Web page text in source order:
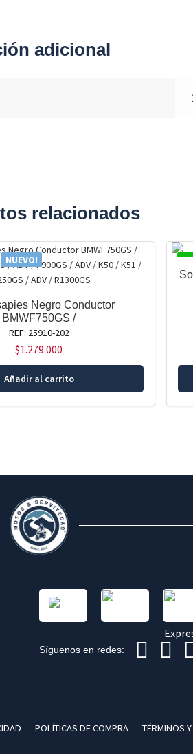
adicional
relacionados
NUEVO!
Negro Conductor
BMWF750GS /
REF: 25910-202
$1.279.000
Añadir al carrito
Síguenos en redes:
POLÍTICAS DE COMPRA TÉRMINOS